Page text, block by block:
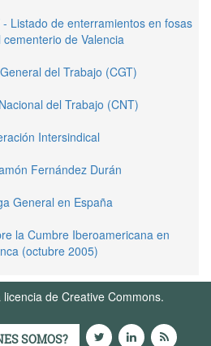
Listado de enterramientos en fosas
de Valencia
del Trabajo (CGT)
del Trabajo (CNT)
Intersindical
Fernández Durán
General en España
la Cumbre Iberoamericana en
(octubre 2005)
de Creative Commons.
SOMOS?